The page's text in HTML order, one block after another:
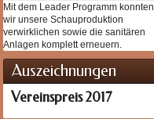
Mit dem Leader Programm konnten
wir unsere Schauproduktion
verwirklichen sowie die sanitären
Anlagen komplett erneuern.
Auszeichnungen
Vereinspreis 2017